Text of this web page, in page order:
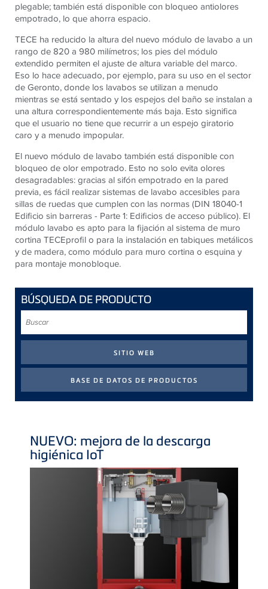
plegable; también está disponible con bloqueo antiolores
empotrado, lo que ahorra espacio.
TECE ha reducido la altura del nuevo módulo de lavabo a un
rango de 820 a 980 milímetros; los pies del módulo
extendido permiten el ajuste de altura variable del marco.
Eso lo hace adecuado, por ejemplo, para su uso en el sector
de Geronto, donde los lavabos se utilizan a menudo
mientras se está sentado y los espejos del baño se instalan a
una altura correspondientemente más baja. Esto significa
que el usuario no tiene que recurrir a un espejo giratorio
caro y a menudo impopular.
El nuevo módulo de lavabo también está disponible con
bloqueo de olor empotrado. Esto no solo evita olores
desagradables: gracias al sifón empotrado en la pared
previa, es fácil realizar sistemas de lavabo accesibles para
sillas de ruedas que cumplen con las normas (DIN 18040-1
Edificio sin barreras - Parte 1: Edificios de acceso público). El
módulo lavabo es apto para la fijación al sistema de muro
cortina TECEprofil o para la instalación en tabiques metálicos
y de madera, como módulo para muro cortina o esquina y
para montaje monobloque.
BÚSQUEDA DE PRODUCTO
NUEVO: mejora de la descarga
higiénica IoT